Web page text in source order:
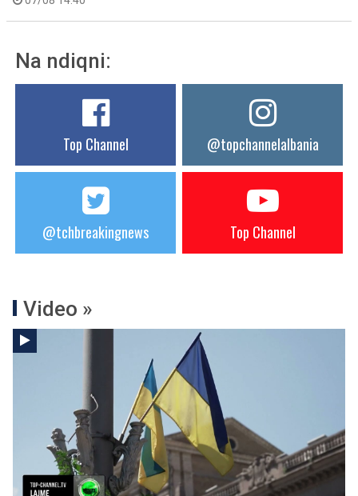
Na ndiqni:
Top Channel @topchannelalbania
@tchbreakingnews Top Channel
Video »